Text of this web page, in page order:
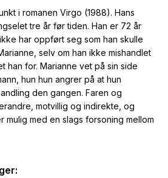
i romanen Virgo (1988). Hans
tre år før tiden. Han er 72 år
har oppført seg som han skulle
selv om han ikke mishandlet
han for. Marianne vet på sin side
hun hun angrer på at hun
den gangen. Faren og
motvillig og indirekte, og
mulig med en slags forsoning mellom
: